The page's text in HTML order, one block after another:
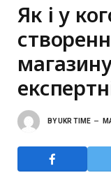
Як і у
BYUKR TIME